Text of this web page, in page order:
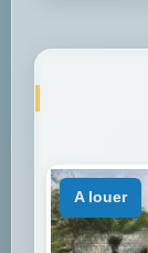
a louer